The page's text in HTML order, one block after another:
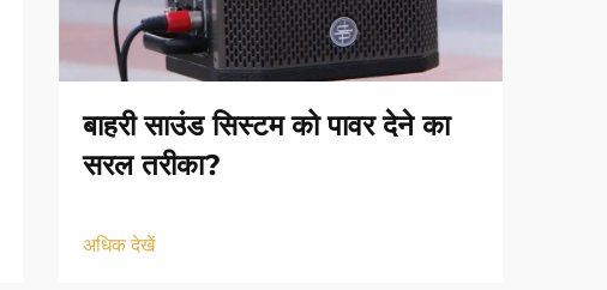
बाहरी साउंड सिस्टम को पावर देने का
सरल तरीका?
अधिक देखें